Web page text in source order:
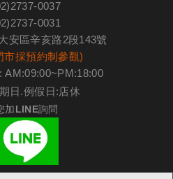
0037
0031
安區辛亥路2段143號
市採預約制參觀)
AM:09:00~PM:18:00
日.例假日:店休
加LINE詢問